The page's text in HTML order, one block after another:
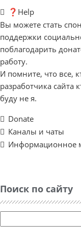
❓Help
Вы можете стать
поддержки
поблагодарить
работу.
И помните, что все,
разработчика сайта
буду не я.
Donate
Каналы и чаты
Информационное
Поиск по сайту